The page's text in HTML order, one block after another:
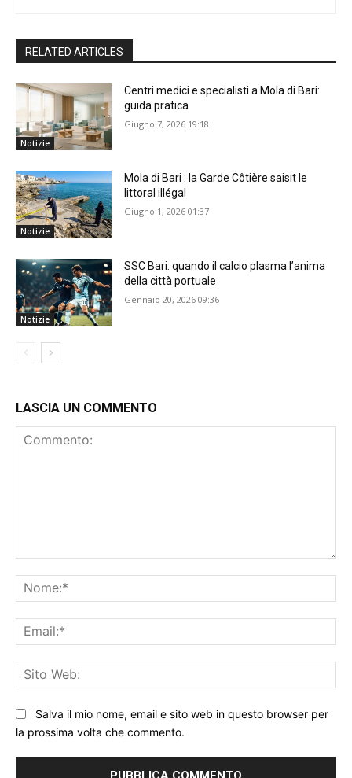
RELATED ARTICLES
Notizie
Centri medici e specialisti a Mola di Bari:
guida pratica
Giugno 7, 2026 19:18
Notizie
Mola di Bari : la Garde Côtière saisit le
littoral illégal
Giugno 1, 2026 01:37
Notizie
SSC Bari: quando il calcio plasma l’anima
della città portuale
Gennaio 20, 2026 09:36
LASCIA UN COMMENTO
Salva il mio nome, email e sito web in questo browser per
la prossima volta che commento.